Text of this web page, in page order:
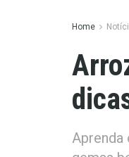
Home